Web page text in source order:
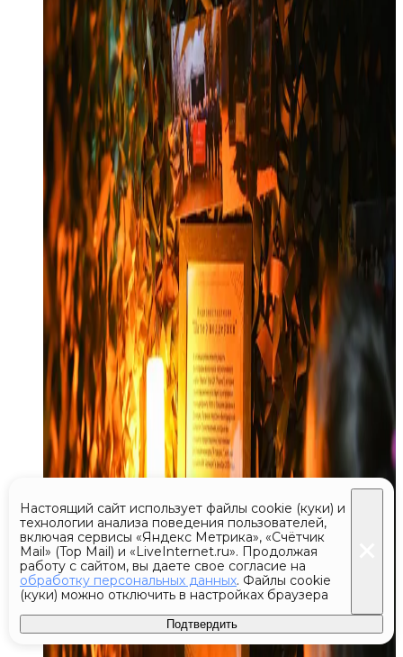
Настоящий сайт использует файлы cookie (куки) и
технологии анализа поведения пользователей,
включая сервисы «Яндекс Метрика», «Счётчик
Mail» (Top Mail) и «LiveInternet.ru». Продолжая
работу с сайтом, вы даете свое согласие на
обработку персональных данных. Файлы cookie
(куки) можно отключить в настройках браузера
Подтвердить